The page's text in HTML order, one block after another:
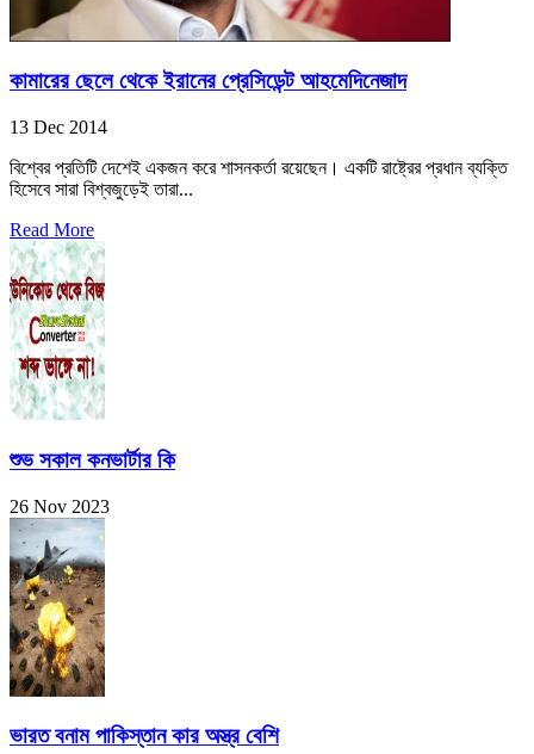
কামারের ছেলে থেকে ইরানের প্রেসিডেন্ট আহমেদিনেজাদ
13 Dec 2014
বিশ্বের প্রতিটি দেশেই একজন করে শাসনকর্তা রয়েছেন। একটি রাষ্ট্রের প্রধান ব্যক্তি
হিসেবে সারা বিশ্বজুড়েই তারা...
Read More
শুভ সকাল কনভার্টার কি
26 Nov 2023
ভারত বনাম পাকিস্তান কার অস্ত্র বেশি